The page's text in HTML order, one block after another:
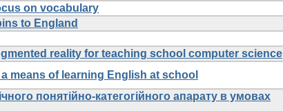
on vocabulary
to England
reality for teaching school computer science
means of learning English at school
понятійно-категогійного апарату в умовах